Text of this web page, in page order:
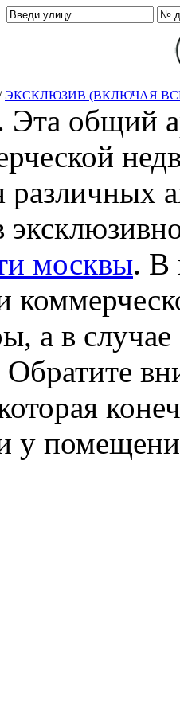
ЭКСКЛЮЗИВ (ВКЛЮЧАЯ
общий
различных
москвы. В
а в случае
Обратите
у